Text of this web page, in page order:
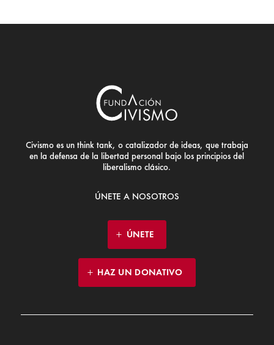
Civismo es un think tank, o catalizador de ideas, que trabaja
en la defensa de la libertad personal bajo los principios del
liberalismo clásico.
ÚNETE A NOSOTROS
ÚNETE
HAZ UN DONATIVO